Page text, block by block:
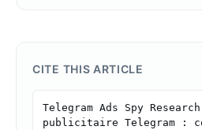
CITE THIS ARTICLE
Telegram Ads Spy
publicitaire Telegram :